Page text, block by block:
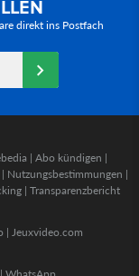
direkt ins Postfach
| Abo kündigen |
| Nutzungsbestimmungen |
| Transparenzbericht
| Jeuxvideo.com